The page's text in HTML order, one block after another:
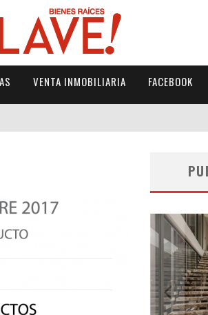
VENTA INMOBILIARIA FACEBOOK